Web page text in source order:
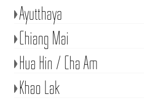
Ayutthaya
Chiang Mai
Hua Hin / Cha Am
Khao Lak